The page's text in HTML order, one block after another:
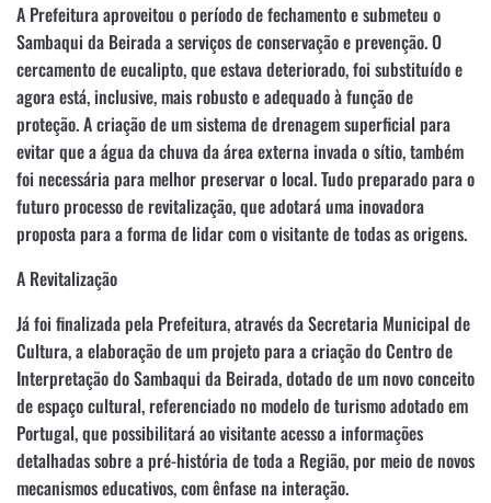
A Prefeitura aproveitou o período de fechamento e submeteu o
Sambaqui da Beirada a serviços de conservação e prevenção. O
cercamento de eucalipto, que estava deteriorado, foi substituído e
agora está, inclusive, mais robusto e adequado à função de
proteção. A criação de um sistema de drenagem superficial para
evitar que a água da chuva da área externa invada o sítio, também
foi necessária para melhor preservar o local. Tudo preparado para o
futuro processo de revitalização, que adotará uma inovadora
proposta para a forma de lidar com o visitante de todas as origens.
A Revitalização
Já foi finalizada pela Prefeitura, através da Secretaria Municipal de
Cultura, a elaboração de um projeto para a criação do Centro de
Interpretação do Sambaqui da Beirada, dotado de um novo conceito
de espaço cultural, referenciado no modelo de turismo adotado em
Portugal, que possibilitará ao visitante acesso a informações
detalhadas sobre a pré-história de toda a Região, por meio de novos
mecanismos educativos, com ênfase na interação.